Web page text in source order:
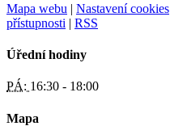
Mapa webu | Nastavení cookies
přístupnosti | RSS
Úřední hodiny
PÁ: 16:30 - 18:00
Mapa